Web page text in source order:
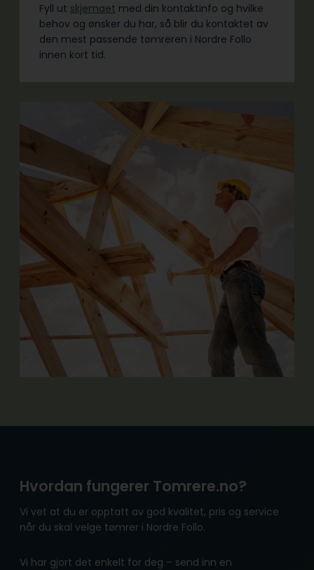
Fyll ut skjemaet med din kontaktinfo og hvilke
behov og ønsker du har, så blir du kontaktet av
den mest passende tømreren i Nordre Follo
innen kort tid.
Hvordan fungerer Tomrere.no?
Vi vet at du er opptatt av god kvalitet, pris og service
når du skal velge tømrer i Nordre Follo.
Vi har gjort det enkelt for deg – send inn en